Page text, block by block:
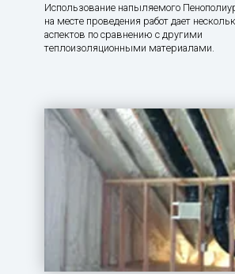
Использование напыляемого
на месте проведения работ дает
аспектов по сравнению с другими
теплоизоляционными материалами.